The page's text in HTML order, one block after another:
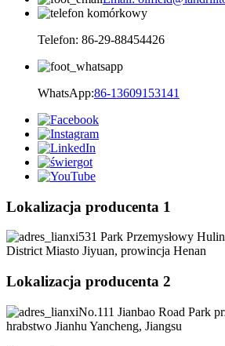
Telefon: 86-29-88454426
WhatsApp:86-13609153141
Lokalizacja producenta 1
531 Park Przemysłowy
District Miasto Jiyuan, prowincja Henan
Lokalizacja producenta 2
No.111 Jianbao Road Park
hrabstwo Jianhu Yancheng, Jiangsu